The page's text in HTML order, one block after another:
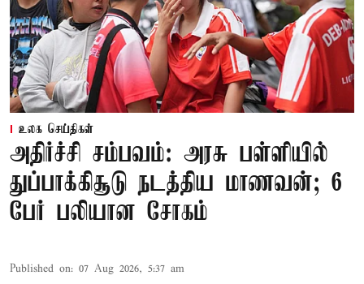
உலக செய்திகள்
அதிர்ச்சி சம்பவம்: அரசு பள்ளியில்
துப்பாக்கிசூடு நடத்திய மாணவன்; 6
பேர் பலியான சோகம்
Published on: 07 Aug 2026, 5:37 am